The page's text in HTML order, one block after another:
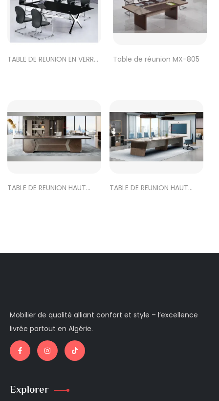
TABLE DE REUNION EN VERRE
Table de réunion MX-805
TABLE DE REUNION HAUT
TABLE DE REUNION HAUT
Mobilier de qualité alliant confort et style – l’excellence
livrée partout en Algérie.
Explorer